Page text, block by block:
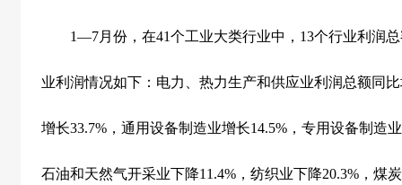
1—7月份，在41个工业大类行业中， 13个行业利润
业利润情况如下：电力、热力生产和供应业利润总额同
增长33.7% ，通用设备制造业增长14.5% ，专用设备制造
石油和天然气开采业下降11.4% ，纺织业下降20.3% ，煤